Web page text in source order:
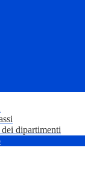
dipartimenti